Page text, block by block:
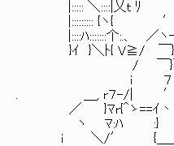
|::::: ＼::::|乂ｔ ﾘ
|::::::::: {ヽ{ ′ /
|::::ﾊ:::::::个:.、 ／ヽ
}ｲ }＼ﾄ{ V≧/ ￣}
/ ￣}￣
i ７
. ＿, r７-/| ′
／ }ﾏr{＾ゝ==ｲ丶
ヽ ﾏ:ﾊ :} r｢
ｉ ＼/′ {＿＿